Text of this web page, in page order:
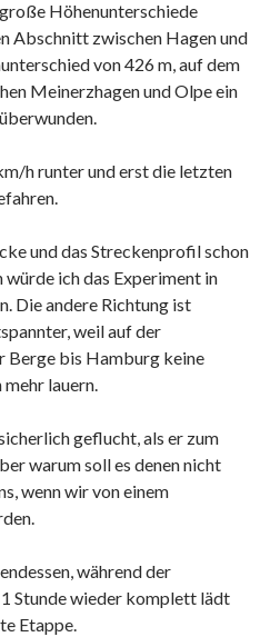
Höhenunterschiede
Abschnitt zwischen Hagen und
von 426 m, auf dem
Meinerzhagen und Olpe ein
h runter und erst die letzten
und das Streckenprofil schon
ich das Experiment in
Die andere Richtung ist
weil auf der
Berge bis Hamburg keine
lauern.
geflucht, als er zum
warum soll es denen nicht
wenn wir von einem
während der
Stunde wieder komplett lädt
Etappe.